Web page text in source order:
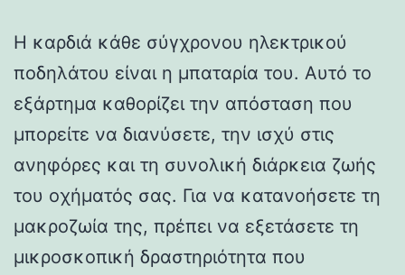
Η καρδιά κάθε σύγχρονου ηλεκτρικού
ποδηλάτου είναι η μπαταρία του. Αυτό το
εξάρτημα καθορίζει την απόσταση που
μπορείτε να διανύσετε, την ισχύ στις
ανηφόρες και τη συνολική διάρκεια ζωής
του οχήματός σας. Για να κατανοήσετε τη
μακροζωία της, πρέπει να εξετάσετε τη
μικροσκοπική δραστηριότητα που